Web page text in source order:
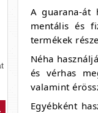
A guarana-át
mentális és
termékek
Néha
és vérhas
valamint
Egyébként